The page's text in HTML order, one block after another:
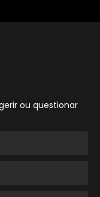
ou questionar